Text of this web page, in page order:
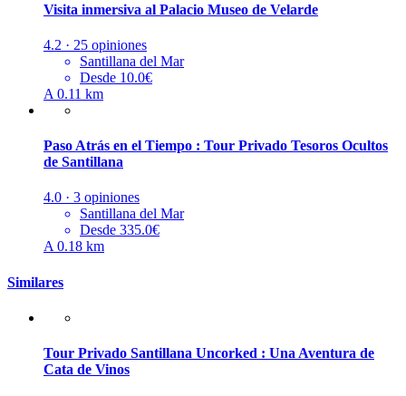
Visita inmersiva al Palacio Museo de Velarde
4.2 · 25 opiniones
Santillana del Mar
Desde 10.0€
A 0.11 km
Paso Atrás en el Tiempo : Tour Privado Tesoros Ocultos
de Santillana
4.0 · 3 opiniones
Santillana del Mar
Desde 335.0€
A 0.18 km
Similares
Tour Privado Santillana Uncorked : Una Aventura de
Cata de Vinos